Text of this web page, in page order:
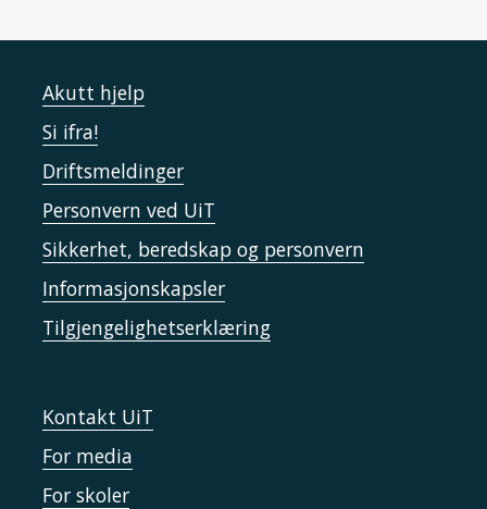
Akutt hjelp
Si ifra!
Driftsmeldinger
Personvern ved UiT
Sikkerhet, beredskap og personvern
Informasjonskapsler
Tilgjengelighetserklæring
Kontakt UiT
For media
For skoler